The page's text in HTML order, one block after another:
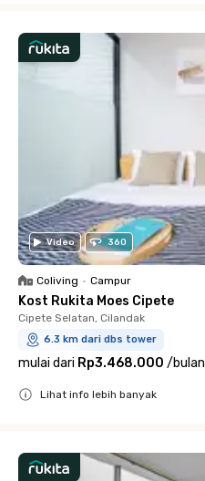
Video 360
Coliving • Campur
Kost Rukita Moes Cipete
Cipete Selatan, Cilandak
6.3 km dari dbs tower
mulai dari Rp3.468.000 /bulan
Lihat info lebih banyak